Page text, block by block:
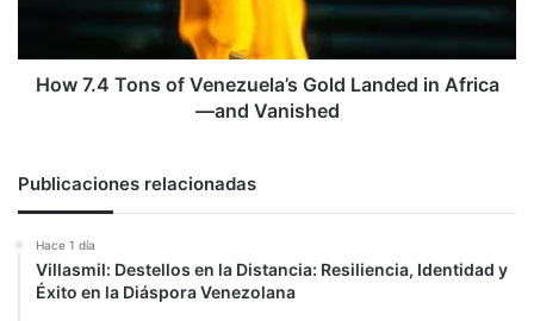
Africa
How 7.4 Tons of Venezuela’s Gold Landed in Africa
—and Vanished
Publicaciones relacionadas
Hace 1 día
Villasmil: Destellos en la Distancia: Resiliencia, Identidad y
Éxito en la Diáspora Venezolana